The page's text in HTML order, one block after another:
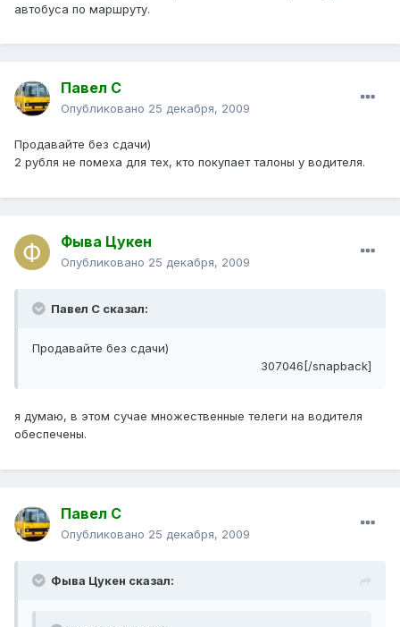
автобуса по маршруту.
Павел С
Опубликовано 25 декабря, 2009
Продавайте без сдачи)
2 рубля не помеха для тех, кто покупает талоны у водителя.
Фыва Цукен
Опубликовано 25 декабря, 2009
Павел С сказал:
Продавайте без сдачи)
307046[/snapback]
я думаю, в этом сучае множественные телеги на водителя
обеспечены.
Павел С
Опубликовано 25 декабря, 2009
Фыва Цукен сказал: